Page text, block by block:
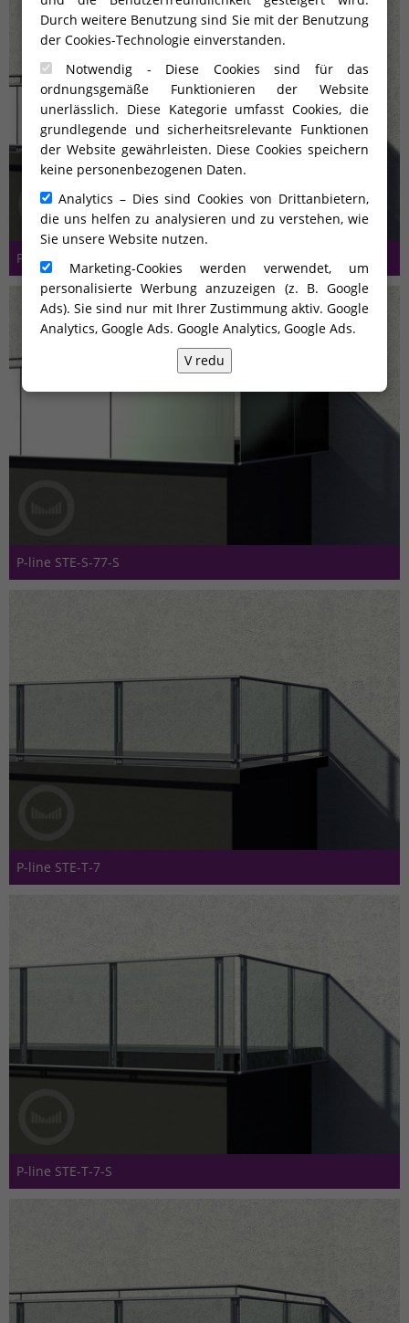
Durch weitere Benutzung sind Sie mit der Benutzung
der Cookies-Technologie einverstanden.
Notwendig - Diese Cookies sind für das
ordnungsgemäße Funktionieren der Website
unerlässlich. Diese Kategorie umfasst Cookies, die
grundlegende und sicherheitsrelevante Funktionen
der Website gewährleisten. Diese Cookies speichern
keine personenbezogenen Daten.
Analytics – Dies sind Cookies von Drittanbietern,
die uns helfen zu analysieren und zu verstehen, wie
Sie unsere Website nutzen.
Marketing-Cookies werden verwendet, um
personalisierte Werbung anzuzeigen (z. B. Google
Ads). Sie sind nur mit Ihrer Zustimmung aktiv. Google
Analytics, Google Ads. Google Analytics, Google Ads.
V redu
P-line STE-S-77
P-line STE-S-77-S
P-line STE-T-7
P-line STE-T-7-S